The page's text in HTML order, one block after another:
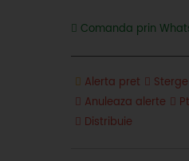
Comanda prin
Alerta pret
Anuleaza alerte
Distribuie